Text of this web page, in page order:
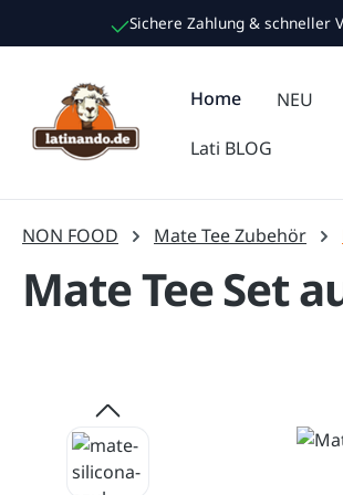
Hauptinhalt springen
Zur Suche springen
Zur Hauptnavigation springen
Sichere Zahlung & schneller
Home NEU
Lati BLOG
NON FOOD Mate Tee Zubehör
Mate Tee Set
Bildergalerie überspringen